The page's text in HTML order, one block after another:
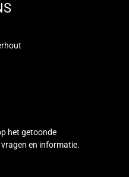
het getoonde
en informatie.